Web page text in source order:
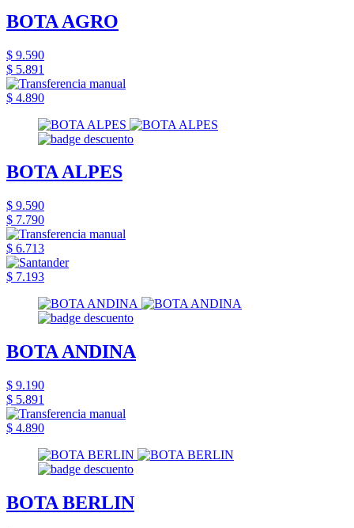
BOTA AGRO
$ 9.590
$ 5.891
$ 4.890
BOTA ALPES
$ 9.590
$ 7.790
$ 6.713
$ 7.193
BOTA ANDINA
$ 9.190
$ 5.891
$ 4.890
BOTA BERLIN